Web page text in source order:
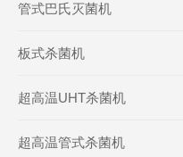
管式巴氏灭菌机
板式杀菌机
超高温UHT杀菌机
超高温管式杀菌机